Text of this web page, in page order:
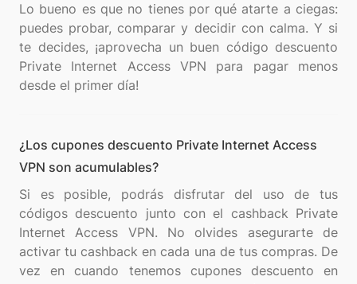
Lo bueno es que no tienes por qué atarte a ciegas:
puedes probar, comparar y decidir con calma. Y si
te decides, ¡aprovecha un buen código descuento
Private Internet Access VPN para pagar menos
¿Los cupones descuento Private Internet Access
VPN son acumulables?
Si es posible, podrás disfrutar del uso de tus
códigos descuento junto con el cashback Private
Internet Access VPN. No olvides asegurarte de
activar tu cashback en cada una de tus compras. De
vez en cuando tenemos cupones descuento en